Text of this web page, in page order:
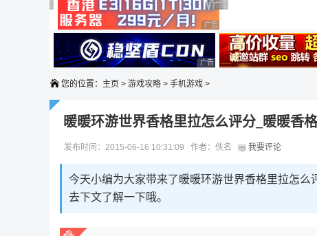
广告 商业广告，理性选择
广告 商业广告，理性选择
广告 商业广告，理性选择
广告 商业广告，理性选择
广告 商业广告，理性选择
广告 商业广告，理性选择
广告 商业广告，理性选择
您的位置： 主页 > 游戏攻略 > 手机游戏 >
暖暖环游世界香格里拉怎么评分_暖暖香
发布时间：2015-06-16 10:31:09 作者：佚名 我要评论
今天小编为大家带来了暖暖环游世界香格里拉怎
去下文了解一下哦。